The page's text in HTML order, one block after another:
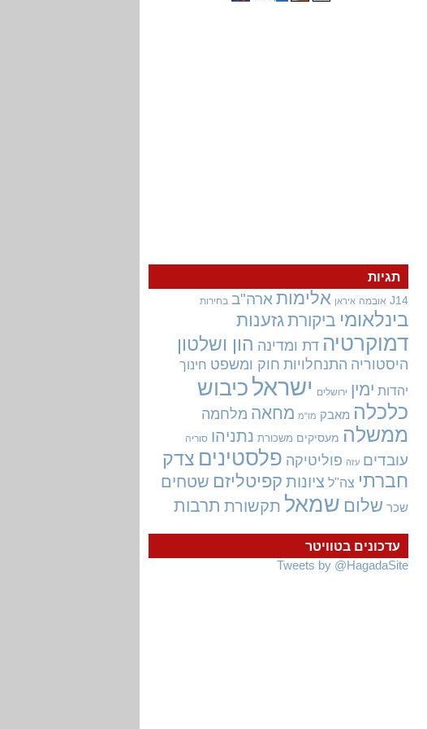
עדכונים בטוויטר
Tweets by @HagadaSite
תגיות
J14 אובמה איראן אלימות ארה"ב בחירות
בינלאומי ביקורתגזענות
דמוקרטיה דת ומדינה הון ושלטון
היסטוריה התנחלויות חוק ומשפט חינוך
יהדות ימין ירושלים ישראל כיבוש
כלכלה מאבק מו"מ מחאה מלחמה
ממשלה מעסיקים משכורת נתניהו סוריה
עובדים עזה פוליטיקה פלסטינים צדק
חברתי צה"ל ציונות קפיטליזם שטחים
שכר שלום שמאל תקשורת תרבות